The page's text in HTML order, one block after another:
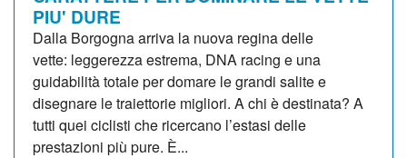
PIU' DURE
Dalla Borgogna arriva la nuova regina delle
vette: leggerezza estrema, DNA racing e una
guidabilità totale per domare le grandi salite e
disegnare le traiettorie migliori. A chi è destinata? A
tutti quei ciclisti che ricercano l’estasi delle
prestazioni più pure. È...